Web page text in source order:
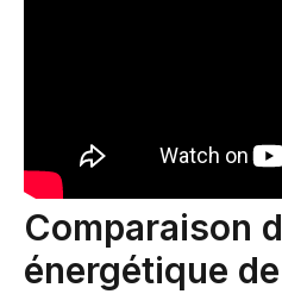
Comparaison
énergétique de